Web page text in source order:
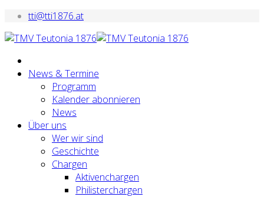
tti@tti1876.at
News & Termine
Programm
Kalender abonnieren
News
Über uns
Wer wir sind
Geschichte
Chargen
Aktivenchargen
Philisterchargen